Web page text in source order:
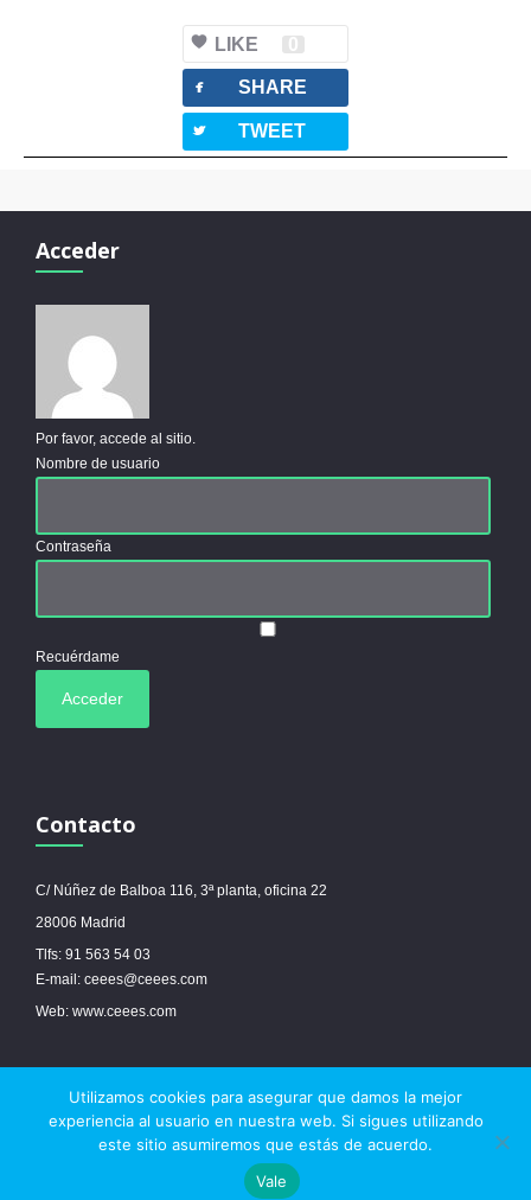
LIKE 0
facebook SHARE
twitterbird TWEET
Acceder
Por favor, accede al sitio.
Nombre de usuario
Contraseña
Recuérdame
Contacto
C/ Núñez de Balboa 116, 3ª planta, oficina 22
28006 Madrid
Tlfs: 91 563 54 03
E-mail: ceees@ceees.com
Web: www.ceees.com
© 2017 Ceees - Sitio web desarrollado por espa.es-Aviso legal -Política de
Utilizamos cookies para asegurar que damos la mejor
experiencia al usuario en nuestra web. Si sigues utilizando
este sitio asumiremos que estás de acuerdo.
Vale